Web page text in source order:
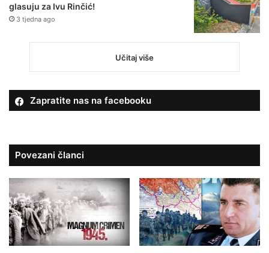
glasuju za Ivu Rinčić!
3 tjedna ago
Učitaj više
Zapratite nas na facebooku
Povezani članci